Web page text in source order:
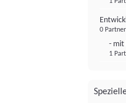
0 Partner
- mit
1